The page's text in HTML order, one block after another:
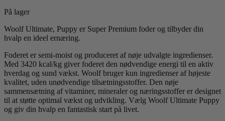
På lager
Woolf Ultimate, Puppy er Super Premium foder og tilbyder din
hvalp en ideel ernæring.
Foderet er semi-moist og produceret af nøje udvalgte ingredienser.
Med 3420 kcal/kg giver foderet den nødvendige energi til en aktiv
hverdag og sund vækst. Woolf bruger kun ingredienser af højeste
kvalitet, uden unødvendige tilsætningsstoffer. Den nøje
sammensætning af vitaminer, mineraler og næringsstoffer er designet
til at støtte optimal vækst og udvikling. Vælg Woolf Ultimate Puppy
og giv din hvalp en fantastisk start på livet.